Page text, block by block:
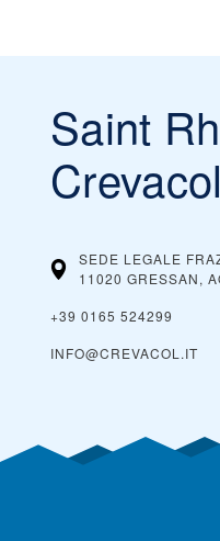
Saint
Crevacol
SEDE LEGALE
11020 GRESSAN,
+39 0165 524299
INFO@CREVACOL.IT